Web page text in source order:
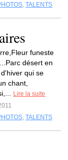
, TALENTS
funeste
désert en
qui se
chant,
Lire la suite
, TALENTS